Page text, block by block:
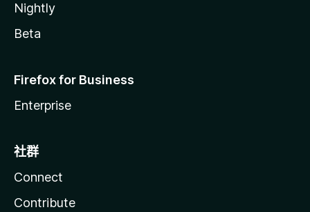
Nightly
Beta
Firefox for Business
Enterprise
社群
Connect
Contribute